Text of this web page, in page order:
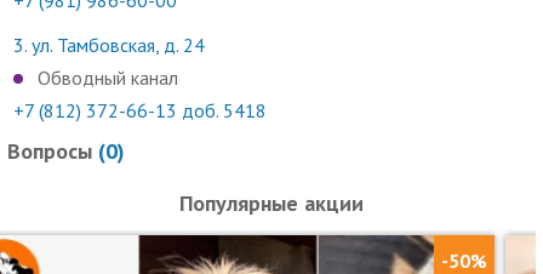
3. ул. Тамбовская, д. 24
Обводный канал
+7 (812) 372-66-13 доб. 5418
Вопросы (0)
Популярные акции
-50%